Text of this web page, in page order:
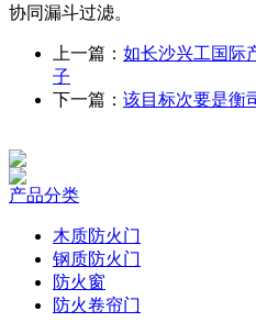
协同漏斗过滤。
上一篇： 如长沙兴工国际
子
下一篇： 该目标次要是衡
产品分类
木质防火门
钢质防火门
防火窗
防火卷帘门